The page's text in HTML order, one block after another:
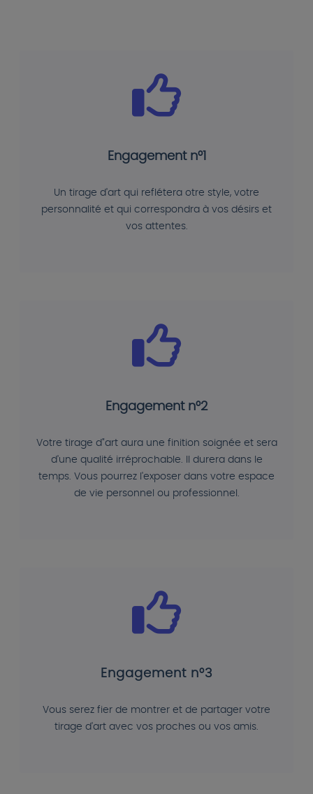
Engagement n°1
Un tirage d'art qui reflétera otre style, votre
personnalité et qui correspondra à vos désirs et
vos attentes.
Engagement n°2
Votre tirage d"art aura une finition soignée et sera
d'une qualité irréprochable. Il durera dans le
temps. Vous pourrez l'exposer dans votre espace
de vie personnel ou professionnel.
Engagement n°3
Vous serez fier de montrer et de partager votre
tirage d'art avec vos proches ou vos amis.